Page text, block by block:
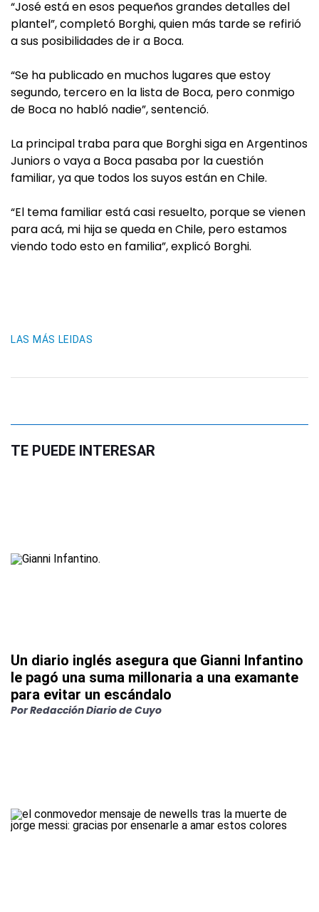
“José está en esos pequeños grandes detalles del
plantel”, completó Borghi, quien más tarde se refirió
a sus posibilidades de ir a Boca.
“Se ha publicado en muchos lugares que estoy
segundo, tercero en la lista de Boca, pero conmigo
de Boca no habló nadie”, sentenció.
La principal traba para que Borghi siga en Argentinos
Juniors o vaya a Boca pasaba por la cuestión
familiar, ya que todos los suyos están en Chile.
“El tema familiar está casi resuelto, porque se vienen
para acá, mi hija se queda en Chile, pero estamos
viendo todo esto en familia”, explicó Borghi.
LAS MÁS LEIDAS
TE PUEDE INTERESAR
Un diario inglés asegura que Gianni Infantino
le pagó una suma millonaria a una examante
para evitar un escándalo
PorRedacción Diario de Cuyo